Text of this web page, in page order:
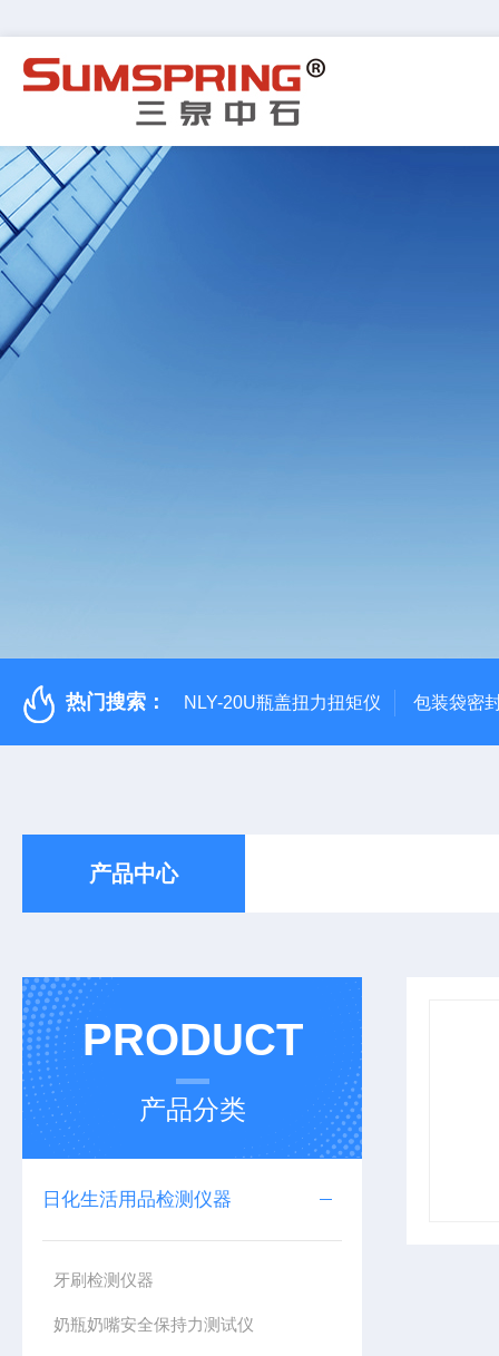
热门搜索： NLY-20U瓶盖扭力扭矩仪 包装袋密
产品中心
PRODUCT
产品分类
日化生活用品检测仪器
牙刷检测仪器
奶瓶奶嘴安全保持力测试仪